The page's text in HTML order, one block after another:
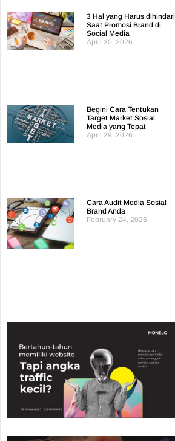
3 Hal yang Harus dihindari
Saat Promosi Brand di
Social Media
April 30, 2026
Begini Cara Tentukan
Target Market Sosial
Media yang Tepat
April 29, 2026
Cara Audit Media Sosial
Brand Anda
February 24, 2026